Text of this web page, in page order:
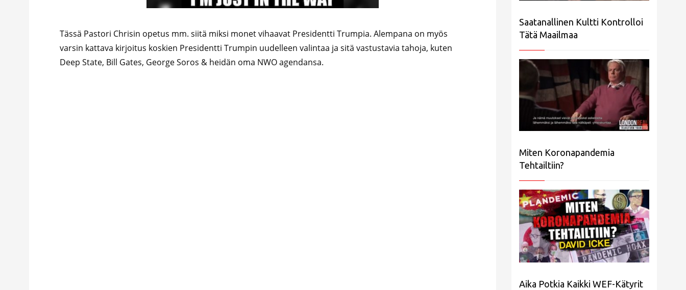
Tässä Pastori Chrisin opetus mm. siitä miksi monet vihaavat Presidentti Trumpia. Alempana on myös
varsin kattava kirjoitus koskien Presidentti Trumpin uudelleen valintaa ja sitä vastustavia tahoja, kuten
Deep State, Bill Gates, George Soros & heidän oma NWO agendansa.
Saatanallinen Kultti Kontrolloi
Tätä Maailmaa
Miten Koronapandemia
Tehtailtiin?
Aika Potkia Kaikki WEF-Kätyrit